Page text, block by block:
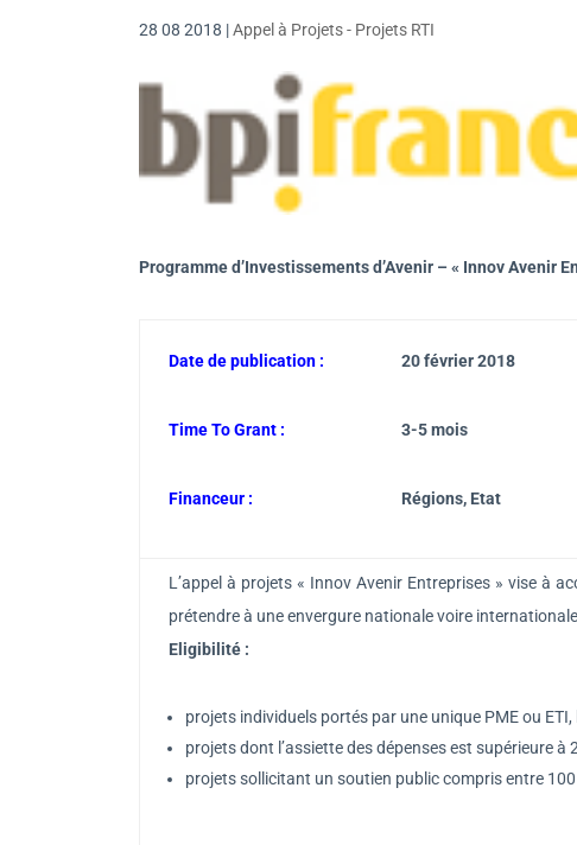
28 08 2018 |Appel à Projets - Projets RTI
Programme d’Investissements d’Avenir – « Innov Avenir
Date de publication :
Time To Grant :
Financeur :
20 février 2018
3-5 mois
Régions, Etat
L’appel à projets « Innov Avenir Entreprises » vise à
prétendre à une envergure nationale voire
Eligibilité :
projets individuels portés par une unique PME ou
projets dont l’assiette des dépenses est supérieure à
projets sollicitant un soutien public compris entre